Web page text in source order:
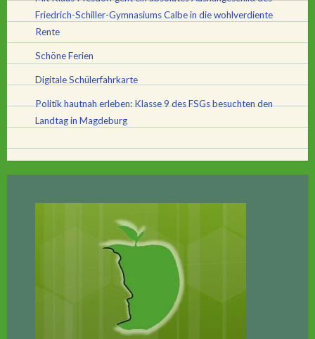
Friedrich-Schiller-Gymnasiums Calbe in die wohlverdiente
Rente
Schöne Ferien
Digitale Schülerfahrkarte
Politik hautnah erleben: Klasse 9 des FSGs besuchten den
Landtag in Magdeburg